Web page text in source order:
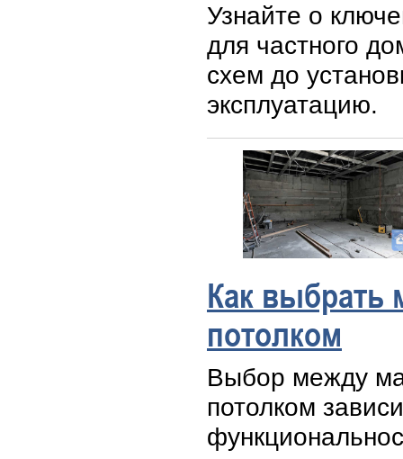
Узнайте о
для частного
схем до
эксплуатацию.
Как
потолком
Выбор между
потолком